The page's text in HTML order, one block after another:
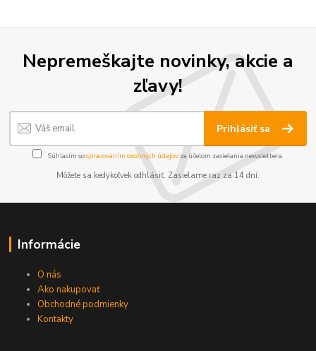
Nepremeškajte novinky, akcie a
zľavy!
Prihlásiť sa
Súhlasím sospracovaním osobných údajov za účelom zasielania newslettera.
Môžete sa kedykoľvek odhlásiť. Zasielame raz za 14 dní.
Informácie
O nás
Ako nakupovať
Obchodné podmienky
Kontakty